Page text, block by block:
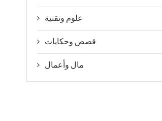
علوم وتقنية
قصص وحكايات
مال وأعمال